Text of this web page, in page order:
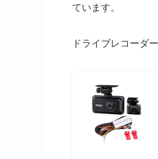
ています。
ドライブレコーダ